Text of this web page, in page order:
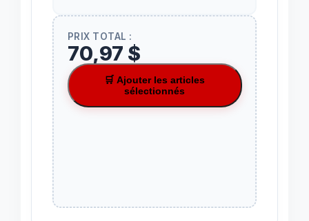
PRIX TOTAL :
70,97 $
🛒 Ajouter les articles
sélectionnés